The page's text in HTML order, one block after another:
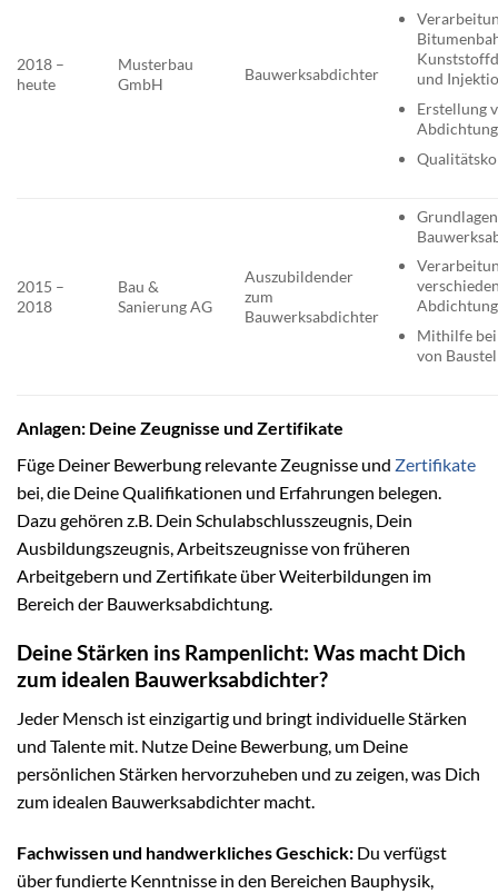
2018 –
heute
Musterbau
GmbH
Bauwerksabdichter
und
Erstellung
2015 –
2018
Bau &
Sanierung AG
Auszubildender
zum
Bauwerksabdichter
Mithilfe
von
Anlagen: Deine Zeugnisse und Zertifikate
Füge Deiner Bewerbung relevante Zeugnisse und Zertifikate
bei, die Deine Qualifikationen und Erfahrungen belegen.
Dazu gehören z.B. Dein Schulabschlusszeugnis, Dein
Ausbildungszeugnis, Arbeitszeugnisse von früheren
Arbeitgebern und Zertifikate über Weiterbildungen im
Bereich der Bauwerksabdichtung.
Deine Stärken ins Rampenlicht: Was macht Dich
zum idealen Bauwerksabdichter?
Jeder Mensch ist einzigartig und bringt individuelle Stärken
und Talente mit. Nutze Deine Bewerbung, um Deine
persönlichen Stärken hervorzuheben und zu zeigen, was Dich
zum idealen Bauwerksabdichter macht.
Fachwissen und handwerkliches Geschick: Du verfügst
über fundierte Kenntnisse in den Bereichen Bauphysik,